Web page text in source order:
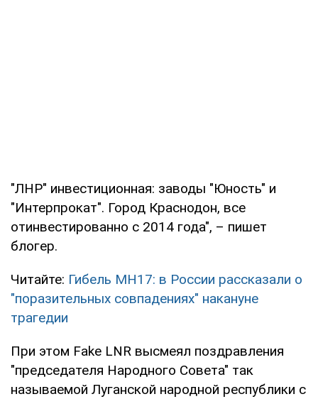
"ЛНР" инвестиционная: заводы "Юность" и
"Интерпрокат". Город Краснодон, все
отинвестированно с 2014 года", – пишет
блогер.
Читайте: Гибель МН17: в России рассказали о
"поразительных совпадениях" накануне
трагедии
При этом Fake LNR высмеял поздравления
"председателя Народного Совета" так
называемой Луганской народной республики с